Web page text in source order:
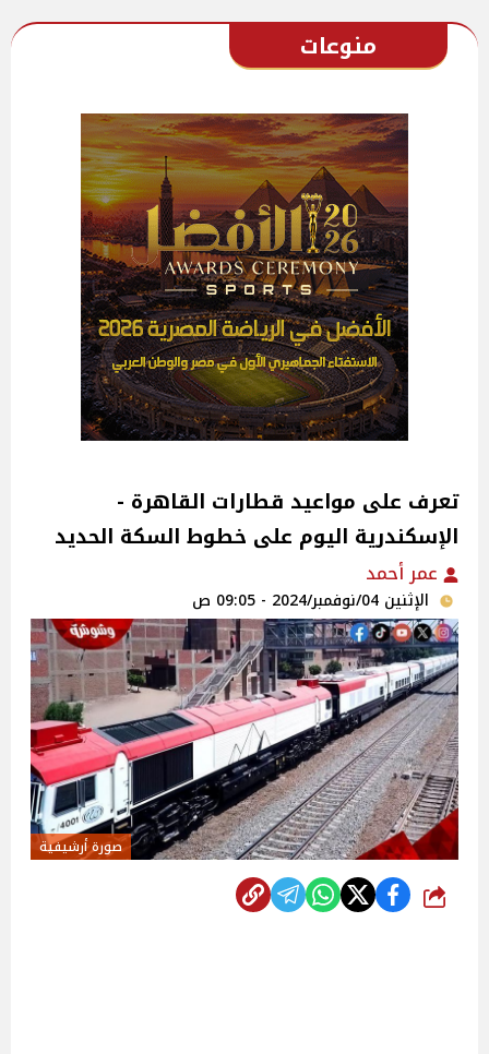
منوعات
تعرف على مواعيد قطارات القاهرة -
الإسكندرية اليوم على خطوط السكة الحديد
عمر أحمد
الإثنين 04/نوفمبر/2024 - 09:05 ص
صورة أرشيفية
شارك